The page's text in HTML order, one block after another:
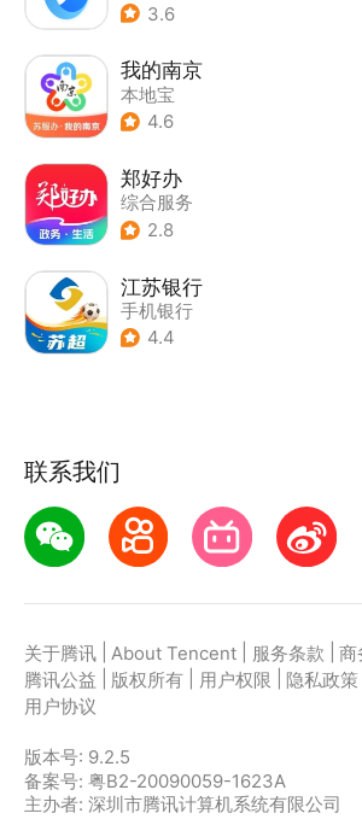
3.6
我的南京
本地宝
4.6
郑好办
综合服务
2.8
江苏银行
手机银行
4.4
联系我们
关于腾讯 About Tencent 服务条款 商
腾讯公益
版权所有 用户权限 隐私政策
用户协议
版本号: 9.2.5
备案号: 粤B2-20090059-1623A
主办者: 深圳市腾讯计算机系统有限公司